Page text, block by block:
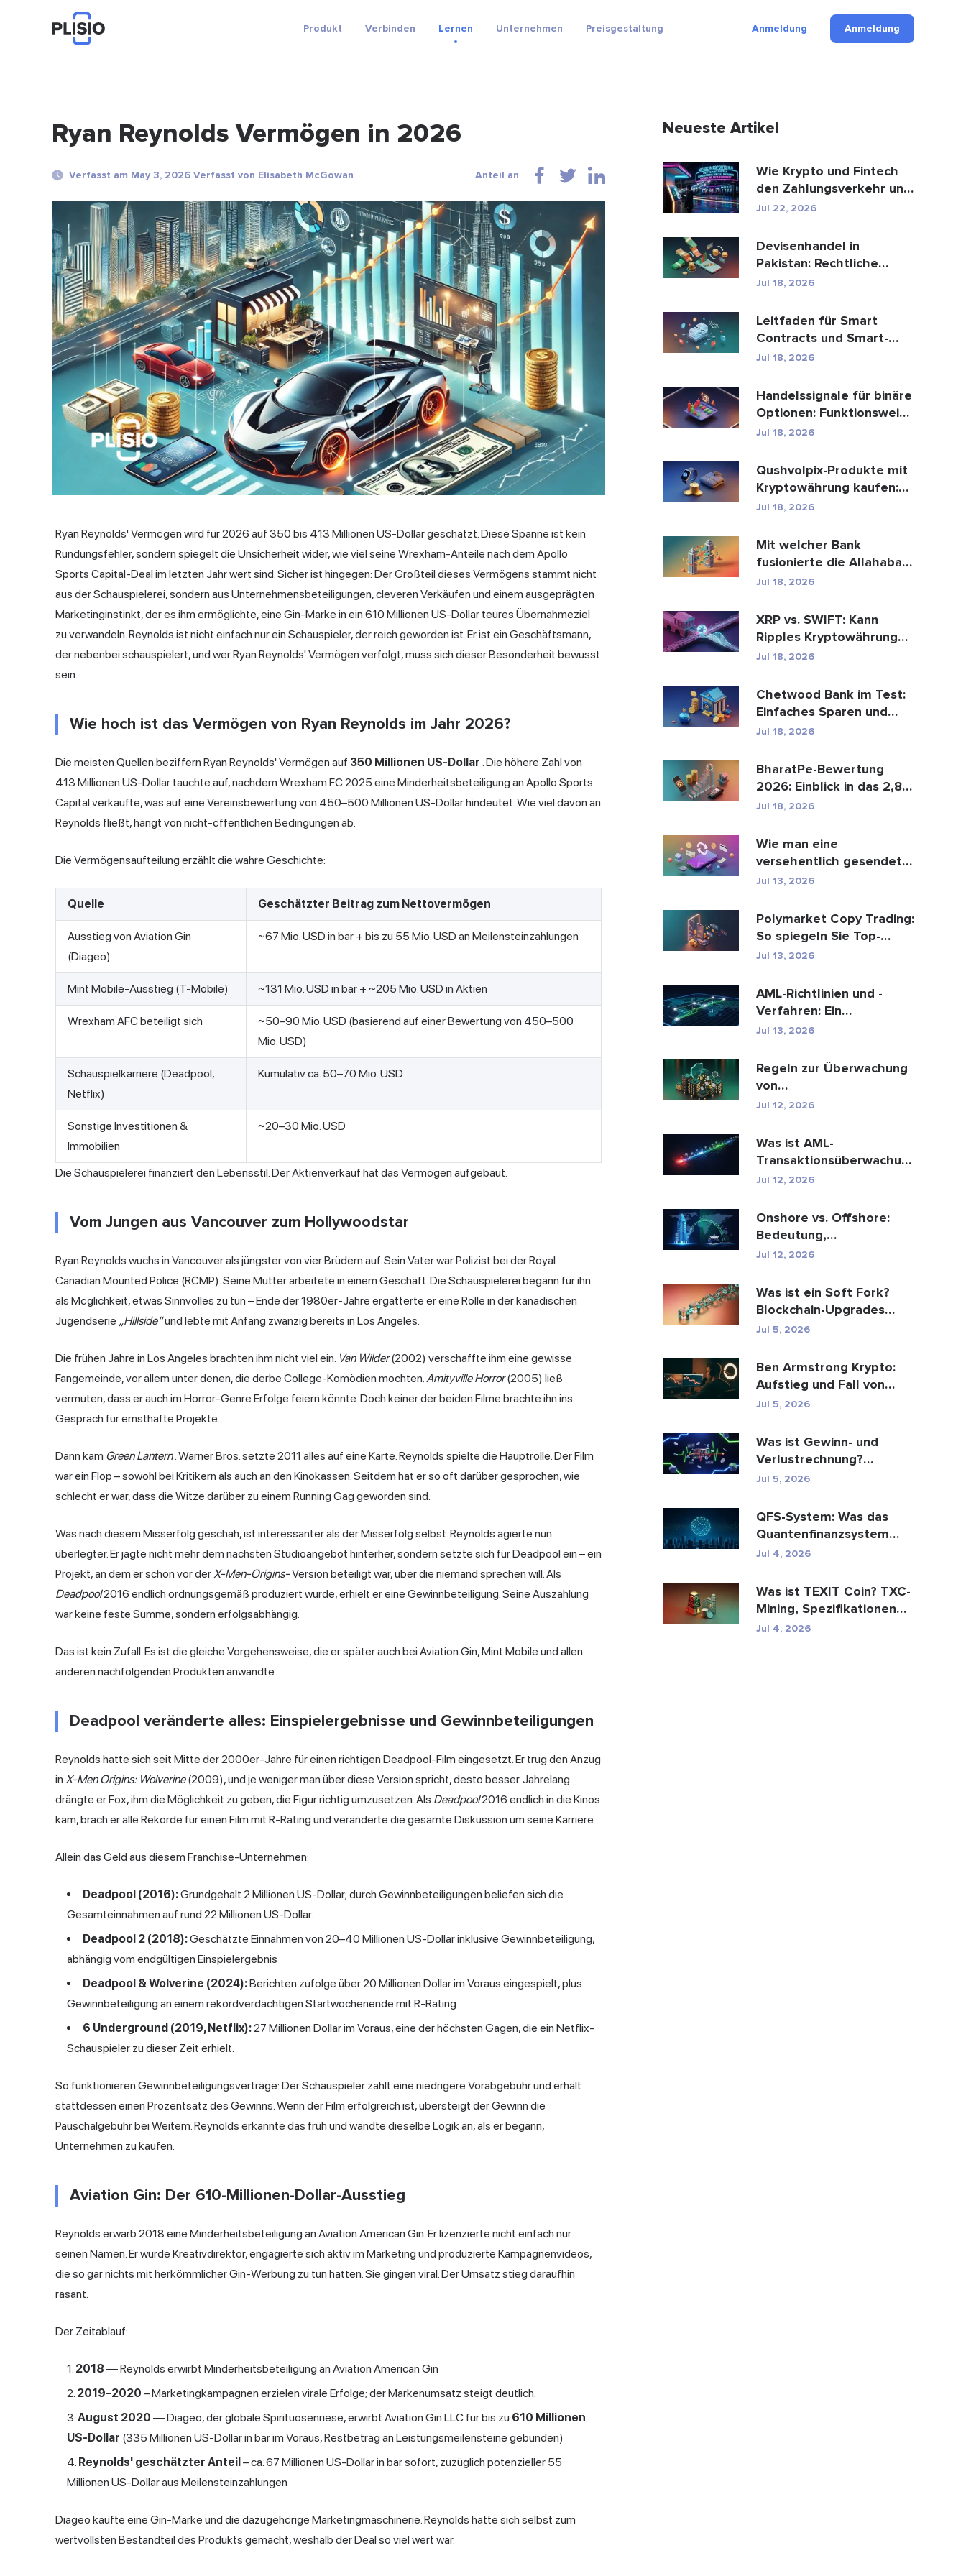
Produkt Verbinden Lernen Unternehmen Preisgestaltung Anmeldung Anmeldung
Ryan Reynolds Vermögen in 2026
Verfasst am May 3, 2026 Verfasst von Elisabeth McGowan Anteil an
Ryan Reynolds' Vermögen wird für 2026 auf 350 bis 413 Millionen US-Dollar geschätzt. Diese Spanne ist kein
Rundungsfehler, sondern spiegelt die Unsicherheit wider, wie viel seine Wrexham-Anteile nach dem Apollo
Sports Capital-Deal im letzten Jahr wert sind. Sicher ist hingegen: Der Großteil dieses Vermögens stammt nicht
aus der Schauspielerei, sondern aus Unternehmensbeteiligungen, cleveren Verkäufen und einem ausgeprägten
Marketinginstinkt, der es ihm ermöglichte, eine Gin-Marke in ein 610 Millionen US-Dollar teures Übernahmeziel
zu verwandeln. Reynolds ist nicht einfach nur ein Schauspieler, der reich geworden ist. Er ist ein Geschäftsmann,
der nebenbei schauspielert, und wer Ryan Reynolds' Vermögen verfolgt, muss sich dieser Besonderheit bewusst
sein.
Wie hoch ist das Vermögen von Ryan Reynolds im Jahr 2026?
Die meisten Quellen beziffern Ryan Reynolds' Vermögen auf 350 Millionen US-Dollar . Die höhere Zahl von
413 Millionen US-Dollar tauchte auf, nachdem Wrexham FC 2025 eine Minderheitsbeteiligung an Apollo Sports
Capital verkaufte, was auf eine Vereinsbewertung von 450–500 Millionen US-Dollar hindeutet. Wie viel davon an
Reynolds fließt, hängt von nicht-öffentlichen Bedingungen ab.
Die Vermögensaufteilung erzählt die wahre Geschichte:
Quelle Geschätzter Beitrag zum Nettovermögen
Ausstieg von Aviation Gin
(Diageo)
~67 Mio. USD in bar + bis zu 55 Mio. USD an Meilensteinzahlungen
Mint Mobile-Ausstieg (T-Mobile) ~131 Mio. USD in bar + ~205 Mio. USD in Aktien
Wrexham AFC beteiligt sich
~50–90 Mio. USD (basierend auf einer Bewertung von 450–500
Mio. USD)
Schauspielkarriere (Deadpool,
Netflix)
Kumulativ ca. 50–70 Mio. USD
Sonstige Investitionen &
Immobilien
~20–30 Mio. USD
Die Schauspielerei finanziert den Lebensstil. Der Aktienverkauf hat das Vermögen aufgebaut.
Vom Jungen aus Vancouver zum Hollywoodstar
Ryan Reynolds wuchs in Vancouver als jüngster von vier Brüdern auf. Sein Vater war Polizist bei der Royal
Canadian Mounted Police (RCMP). Seine Mutter arbeitete in einem Geschäft. Die Schauspielerei begann für ihn
als Möglichkeit, etwas Sinnvolles zu tun – Ende der 1980er-Jahre ergatterte er eine Rolle in der kanadischen
Jugendserie „Hillside“und lebte mit Anfang zwanzig bereits in Los Angeles.
Die frühen Jahre in Los Angeles brachten ihm nicht viel ein. Van Wilder(2002) verschaffte ihm eine gewisse
Fangemeinde, vor allem unter denen, die derbe College-Komödien mochten.Amityville Horror(2005) ließ
vermuten, dass er auch im Horror-Genre Erfolge feiern könnte. Doch keiner der beiden Filme brachte ihn ins
Gespräch für ernsthafte Projekte.
Dann kam Green Lantern. Warner Bros. setzte 2011 alles auf eine Karte. Reynolds spielte die Hauptrolle. Der Film
war ein Flop – sowohl bei Kritikern als auch an den Kinokassen. Seitdem hat er so oft darüber gesprochen, wie
schlecht er war, dass die Witze darüber zu einem Running Gag geworden sind.
Was nach diesem Misserfolg geschah, ist interessanter als der Misserfolg selbst. Reynolds agierte nun
überlegter. Er jagte nicht mehr dem nächsten Studioangebot hinterher, sondern setzte sich für Deadpool ein – ein
Projekt, an dem er schon vor derX-Men-Origins-Version beteiligt war, über die niemand sprechen will. Als
Deadpool2016 endlich ordnungsgemäß produziert wurde, erhielt er eine Gewinnbeteiligung. Seine Auszahlung
war keine feste Summe, sondern erfolgsabhängig.
Das ist kein Zufall. Es ist die gleiche Vorgehensweise, die er später auch bei Aviation Gin, Mint Mobile und allen
anderen nachfolgenden Produkten anwandte.
Deadpool veränderte alles: Einspielergebnisse und Gewinnbeteiligungen
Reynolds hatte sich seit Mitte der 2000er-Jahre für einen richtigen Deadpool-Film eingesetzt. Er trug den Anzug
in X-Men Origins: Wolverine(2009), und je weniger man über diese Version spricht, desto besser. Jahrelang
drängte er Fox, ihm die Möglichkeit zu geben, die Figur richtig umzusetzen. Als Deadpool2016 endlich in die Kinos
kam, brach er alle Rekorde für einen Film mit R-Rating und veränderte die gesamte Diskussion um seine Karriere.
Allein das Geld aus diesem Franchise-Unternehmen:
Deadpool (2016):Grundgehalt 2 Millionen US-Dollar; durch Gewinnbeteiligungen beliefen sich die
Gesamteinnahmen auf rund 22 Millionen US-Dollar.
Deadpool 2 (2018):Geschätzte Einnahmen von 20–40 Millionen US-Dollar inklusive Gewinnbeteiligung,
abhängig vom endgültigen Einspielergebnis
Deadpool & Wolverine (2024):Berichten zufolge über 20 Millionen Dollar im Voraus eingespielt, plus
Gewinnbeteiligung an einem rekordverdächtigen Startwochenende mit R-Rating.
6 Underground (2019, Netflix):27 Millionen Dollar im Voraus, eine der höchsten Gagen, die ein Netflix-
Schauspieler zu dieser Zeit erhielt.
So funktionieren Gewinnbeteiligungsverträge: Der Schauspieler zahlt eine niedrigere Vorabgebühr und erhält
stattdessen einen Prozentsatz des Gewinns. Wenn der Film erfolgreich ist, übersteigt der Gewinn die
Pauschalgebühr bei Weitem. Reynolds erkannte das früh und wandte dieselbe Logik an, als er begann,
Unternehmen zu kaufen.
Aviation Gin: Der 610-Millionen-Dollar-Ausstieg
Reynolds erwarb 2018 eine Minderheitsbeteiligung an Aviation American Gin. Er lizenzierte nicht einfach nur
seinen Namen. Er wurde Kreativdirektor, engagierte sich aktiv im Marketing und produzierte Kampagnenvideos,
die so gar nichts mit herkömmlicher Gin-Werbung zu tun hatten. Sie gingen viral. Der Umsatz stieg daraufhin
rasant.
Der Zeitablauf:
2018 — Reynolds erwirbt Minderheitsbeteiligung an Aviation American Gin
2019–2020 – Marketingkampagnen erzielen virale Erfolge; der Markenumsatz steigt deutlich.
August 2020 — Diageo, der globale Spirituosenriese, erwirbt Aviation Gin LLC für bis zu 610 Millionen
US-Dollar (335 Millionen US-Dollar in bar im Voraus, Restbetrag an Leistungsmeilensteine gebunden)
Reynolds' geschätzter Anteil– ca. 67 Millionen US-Dollar in bar sofort, zuzüglich potenzieller 55
Millionen US-Dollar aus Meilensteinzahlungen
Diageo kaufte eine Gin-Marke und die dazugehörige Marketingmaschinerie. Reynolds hatte sich selbst zum
wertvollsten Bestandteil des Produkts gemacht, weshalb der Deal so viel wert war.
Neueste Artikel
Wie Krypto und Fintech
den Zahlungsverkehr und
die Unterhaltungsbr...
Jul 22, 2026
Devisenhandel in
Pakistan: Rechtliche
Bestimmungen, Broker,
Jul 18, 2026
Leitfaden für Smart
Contracts und Smart-
Contract-
Jul 18, 2026
Handelssignale für binäre
Optionen: Funktionsweise
und Risiken
Jul 18, 2026
Qushvolpix-Produkte mit
Kryptowährung kaufen:
Bitcoin, Zahlungen ...
Jul 18, 2026
Mit welcher Bank
fusionierte die Allahabad
Bank? Die ganze
Jul 18, 2026
XRP vs. SWIFT: Kann
Ripples Kryptowährung
den globalen
Jul 18, 2026
Chetwood Bank im Test:
Einfaches Sparen und
sicheres Banking
Jul 18, 2026
BharatPe-Bewertung
2026: Einblick in das 2,85
Milliarden Dollar sc...
Jul 18, 2026
Wie man eine
versehentlich gesendete
M-Pesa-Transaktion
Jul 13, 2026
Polymarket Copy Trading:
So spiegeln Sie Top-
Wallets sicher
Jul 13, 2026
AML-Richtlinien und -
Verfahren: Ein
vollständiger Leitfaden
Jul 13, 2026
Regeln zur Überwachung
von
Geldwäschetransaktionen:
Jul 12, 2026
Was ist AML-
Transaktionsüberwachung
und wie funktioniert sie?
Jul 12, 2026
Onshore vs. Offshore:
Bedeutung,
Schlüsselunterschiede
Jul 12, 2026
Was ist ein Soft Fork?
Blockchain-Upgrades
erklärt
Jul 5, 2026
Ben Armstrong Krypto:
Aufstieg und Fall von
BitBoy
Jul 5, 2026
Was ist Gewinn- und
Verlustrechnung?
Bedeutung, Formel und
Jul 5, 2026
QFS-System: Was das
Quantenfinanzsystem
wirklich ist (2026)
Jul 4, 2026
Was ist TEXIT Coin? TXC-
Mining, Spezifikationen
und regulatorische...
Jul 4, 2026